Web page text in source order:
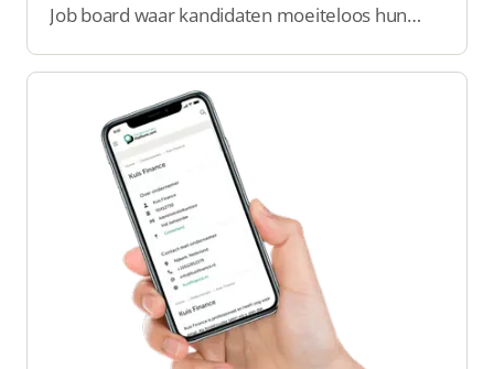
Job board waar kandidaten moeiteloos hun
de juiste talenten vinden, en jij alles
overzichtelijk beheert.